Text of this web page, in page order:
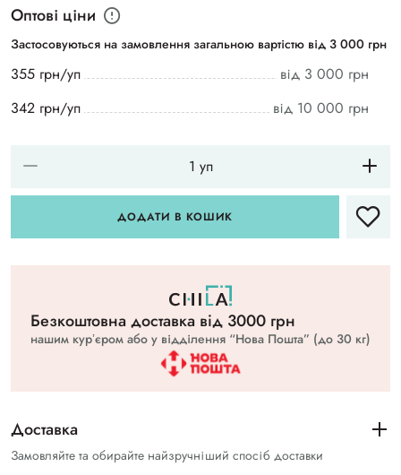
Оптові ціни
Застосовуються на замовлення загальною вартістю від 3 000 грн
355 грн/уп
від 3 000 грн
342 грн/уп
від 10 000 грн
ДОДАТИ В КОШИК
Безкоштовна доставка вiд 3000 грн
нашим курʼєром або у відділення “Нова Пошта” (до 30 кг)
Доставка
Замовляйте та обирайте найзручніший спосіб доставки